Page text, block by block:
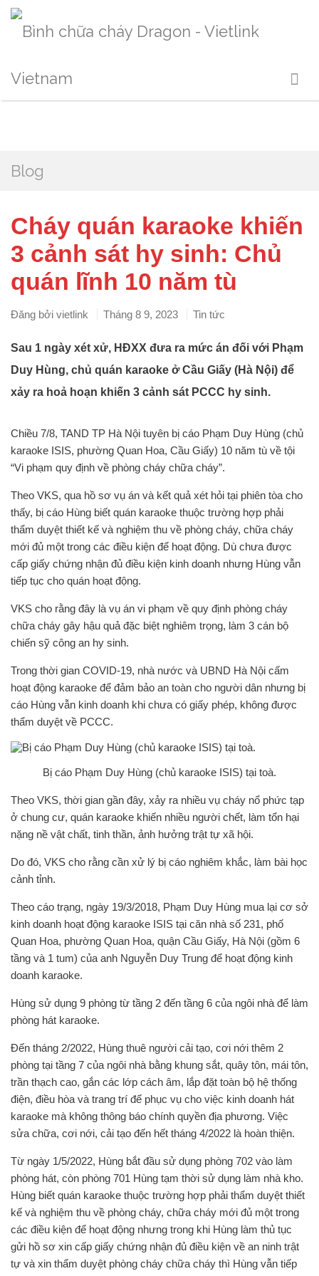
Blog
Cháy quán karaoke khiến
3 cảnh sát hy sinh: Chủ
quán lĩnh 10 năm tù
Đăng bởi vietlink Tháng 8 9, 2023 Tin tức
Sau 1 ngày xét xử, HĐXX đưa ra mức án đối với Phạm
Duy Hùng, chủ quán karaoke ở Cầu Giấy (Hà Nội) để
xảy ra hoả hoạn khiến 3 cảnh sát PCCC hy sinh.
Chiều 7/8, TAND TP Hà Nội tuyên bị cáo Phạm Duy Hùng (chủ
karaoke ISIS, phường Quan Hoa, Cầu Giấy) 10 năm tù về tội
“Vi phạm quy định về phòng cháy chữa cháy”.
Theo VKS, qua hồ sơ vụ án và kết quả xét hỏi tại phiên tòa cho
thấy, bị cáo Hùng biết quán karaoke thuộc trường hợp phải
thẩm duyệt thiết kế và nghiệm thu về phòng cháy, chữa cháy
mới đủ một trong các điều kiện để hoạt động. Dù chưa được
cấp giấy chứng nhận đủ điều kiện kinh doanh nhưng Hùng vẫn
tiếp tục cho quán hoạt động.
VKS cho rằng đây là vụ án vi phạm về quy định phòng cháy
chữa cháy gây hậu quả đặc biệt nghiêm trọng, làm 3 cán bộ
chiến sỹ công an hy sinh.
Trong thời gian COVID-19, nhà nước và UBND Hà Nội cấm
hoạt động karaoke để đảm bảo an toàn cho người dân nhưng bị
cáo Hùng vẫn kinh doanh khi chưa có giấy phép, không được
thẩm duyệt về PCCC.
Bị cáo Phạm Duy Hùng (chủ karaoke ISIS) tại toà.
Theo VKS, thời gian gần đây, xảy ra nhiều vụ cháy nổ phức tạp
ở chung cư, quán karaoke khiến nhiều người chết, làm tổn hại
nặng nề vật chất, tinh thần, ảnh hưởng trật tự xã hội.
Do đó, VKS cho rằng cần xử lý bị cáo nghiêm khắc, làm bài học
cảnh tỉnh.
Theo cáo trạng, ngày 19/3/2018, Phạm Duy Hùng mua lại cơ sở
kinh doanh hoạt động karaoke ISIS tại căn nhà số 231, phố
Quan Hoa, phường Quan Hoa, quận Cầu Giấy, Hà Nội (gồm 6
tầng và 1 tum) của anh Nguyễn Duy Trung để hoạt động kinh
doanh karaoke.
Hùng sử dụng 9 phòng từ tầng 2 đến tầng 6 của ngôi nhà để làm
phòng hát karaoke.
Đến tháng 2/2022, Hùng thuê người cải tạo, cơi nới thêm 2
phòng tại tầng 7 của ngôi nhà bằng khung sắt, quây tôn, mái tôn,
trần thạch cao, gắn các lớp cách âm, lắp đặt toàn bộ hệ thống
điện, điều hòa và trang trí để phục vụ cho việc kinh doanh hát
karaoke mà không thông báo chính quyền địa phương. Việc
sửa chữa, cơi nới, cải tạo đến hết tháng 4/2022 là hoàn thiện.
Từ ngày 1/5/2022, Hùng bắt đầu sử dụng phòng 702 vào làm
phòng hát, còn phòng 701 Hùng tạm thời sử dụng làm nhà kho.
Hùng biết quán karaoke thuộc trường hợp phải thẩm duyệt thiết
kế và nghiệm thu về phòng cháy, chữa cháy mới đủ một trong
các điều kiện để hoạt động nhưng trong khi Hùng làm thủ tục
gửi hồ sơ xin cấp giấy chứng nhận đủ điều kiện về an ninh trật
tự và xin thẩm duyệt phòng cháy chữa cháy thì Hùng vẫn tiếp